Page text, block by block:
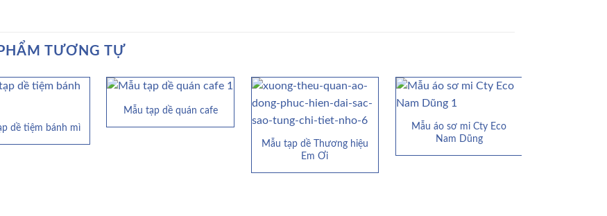
TƯƠNG TỰ
dề tiệm bánh mì
Mẫu tạp dề quán cafe
Mẫu tạp dề Thương hiệu
Em Ơi
Mẫu áo sơ mi Cty Eco
Nam Dũng